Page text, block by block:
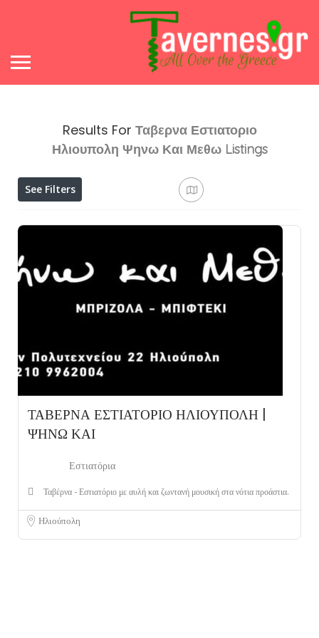
Results For Ταβερνα Εστιατοριο
Ηλιουπολη Ψηνω Και Μεθω Listings
See Filters
ΤΑΒΕΡΝΑ ΕΣΤΙΑΤΟΡΙΟ ΗΛΙΟΥΠΟΛΗ |
ΨΗΝΩ ΚΑΙ
Εστιατόρια
Ταβέρνα - Εστιατόριο με αυλή και ζωντανή μουσική στα νότια προάστια.
Ηλιούπολη